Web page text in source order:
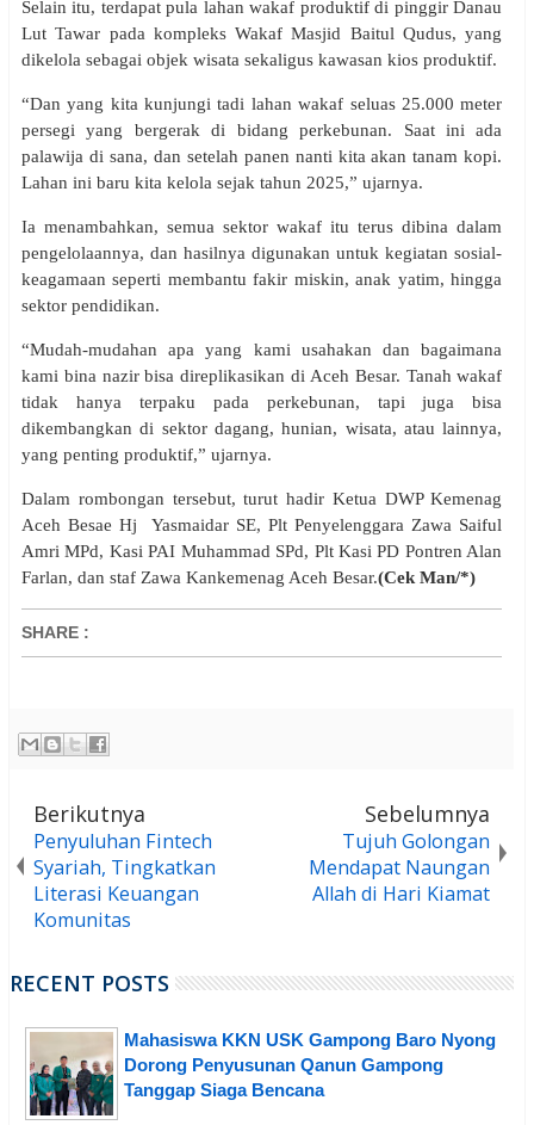
Selain itu, terdapat pula lahan wakaf produktif di pinggir Danau
Lut Tawar pada kompleks Wakaf Masjid Baitul Qudus, yang
dikelola sebagai objek wisata sekaligus kawasan kios produktif.
“Dan yang kita kunjungi tadi lahan wakaf seluas 25.000 meter
persegi yang bergerak di bidang perkebunan. Saat ini ada
palawija di sana, dan setelah panen nanti kita akan tanam kopi.
Lahan ini baru kita kelola sejak tahun 2025,” ujarnya.
Ia menambahkan, semua sektor wakaf itu terus dibina dalam
pengelolaannya, dan hasilnya digunakan untuk kegiatan sosial-
keagamaan seperti membantu fakir miskin, anak yatim, hingga
sektor pendidikan.
“Mudah-mudahan apa yang kami usahakan dan bagaimana
kami bina nazir bisa direplikasikan di Aceh Besar. Tanah wakaf
tidak hanya terpaku pada perkebunan, tapi juga bisa
dikembangkan di sektor dagang, hunian, wisata, atau lainnya,
yang penting produktif,” ujarnya.
Dalam rombongan tersebut, turut hadir Ketua DWP Kemenag
Aceh Besae Hj Yasmaidar SE, Plt Penyelenggara Zawa Saiful
Amri MPd, Kasi PAI Muhammad SPd, Plt Kasi PD Pontren Alan
Farlan, dan staf Zawa Kankemenag Aceh Besar.(Cek Man/*)
SHARE :
Berikutnya
Penyuluhan Fintech
Syariah, Tingkatkan
Literasi Keuangan
Komunitas
Sebelumnya
Tujuh Golongan
Mendapat Naungan
Allah di Hari Kiamat
RECENT POSTS
Mahasiswa KKN USK Gampong Baro Nyong
Dorong Penyusunan Qanun Gampong
Tanggap Siaga Bencana